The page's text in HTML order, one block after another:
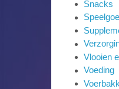
Snacks
Vlooien
Voeding